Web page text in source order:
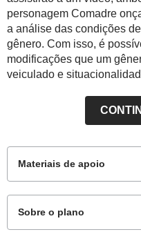
personagem Comadre
a análise das condições
gênero. Com isso, é
modificações que um
veiculado e
Materiais de apoio
Sobre o plano